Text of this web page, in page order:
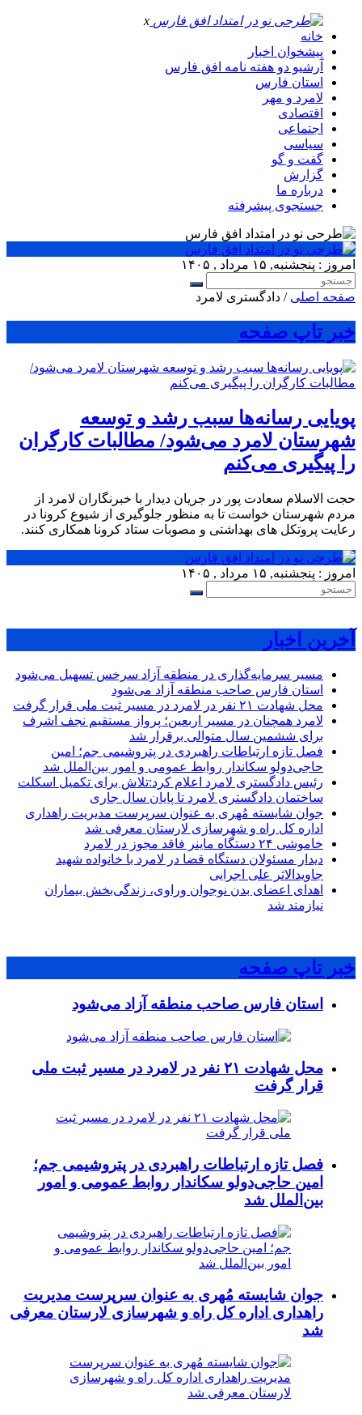
x
خانه
پیشخوان اخبار
آرشیو دو هفته نامه افق فارس
استان فارس
لامرد و مهر
اقتصادی
اجتماعی
سیاسی
گفت و گو
گزارش
درباره ما
جستجوی پیشرفته
امروز : پنجشنبه, ۱۵ مرداد , ۱۴۰۵
صفحه اصلی / دادگستری لامرد
خبر تاپ صفحه
پویایی رسانه‌‎ها سبب رشد و توسعه
شهرستان لامرد می‌شود/ مطالبات کارگران
را پیگیری می‌کنم
حجت الاسلام سعادت پور در جریان دیدار با خبرنگاران لامرد از
مردم شهرستان خواست تا به منظور جلوگیری از شیوع کرونا در
رعایت پروتکل های بهداشتی و مصوبات ستاد کرونا همکاری کنند.
امروز : پنجشنبه, ۱۵ مرداد , ۱۴۰۵
آخرین اخبار
مسیر سرمایه‌گذاری در منطقه آزاد سرخس تسهیل می‌شود
استان فارس صاحب منطقه آزاد می‌شود
محل شهادت ۲۱ نفر در لامرد در مسیر ثبت ملی قرار گرفت
لامرد همچنان در مسیر اربعین؛ پرواز مستقیم نجف اشرف
برای ششمین سال متوالی برقرار شد
فصل تازه ارتباطات راهبردی در پتروشیمی جم؛ امین
حاجی‌دولو سکاندار روابط عمومی و امور بین‌الملل شد
رئیس دادگستری لامرد اعلام کرد:تلاش برای تکمیل اسکلت
ساختمان دادگستری لامرد تا پایان سال جاری
جوان شایسته مُهری به عنوان سرپرست مدیریت راهداری
اداره کل راه و شهرسازی لارستان معرفی شد
خاموشی ۲۴ دستگاه ماینر فاقد مجوز در لامرد
دیدار مسئولان دستگاه قضا در لامرد با خانواده شهید
جاویدالاثر علی اجرایی
اهدای اعضای بدن نوجوان وراوی، زندگی‌بخش بیماران
نیازمند شد
خبر تاپ صفحه
استان فارس صاحب منطقه آزاد می‌شود
محل شهادت ۲۱ نفر در لامرد در مسیر ثبت ملی
قرار گرفت
فصل تازه ارتباطات راهبردی در پتروشیمی جم؛
امین حاجی‌دولو سکاندار روابط عمومی و امور
بین‌الملل شد
جوان شایسته مُهری به عنوان سرپرست مدیریت
راهداری اداره کل راه و شهرسازی لارستان معرفی
شد